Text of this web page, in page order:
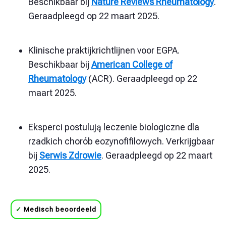
Geraadpleegd op 22 maart 2025.
Klinische praktijkrichtlijnen voor EGPA.
Beschikbaar bij American College of
Rheumatology(ACR). Geraadpleegd op 22
maart 2025.
Eksperci postulują leczenie biologiczne dla
rzadkich chorób eozynofifilowych. Verkrijgbaar
bij Serwis Zdrowie. Geraadpleegd op 22 maart
2025.
✓ Medisch beoordeeld